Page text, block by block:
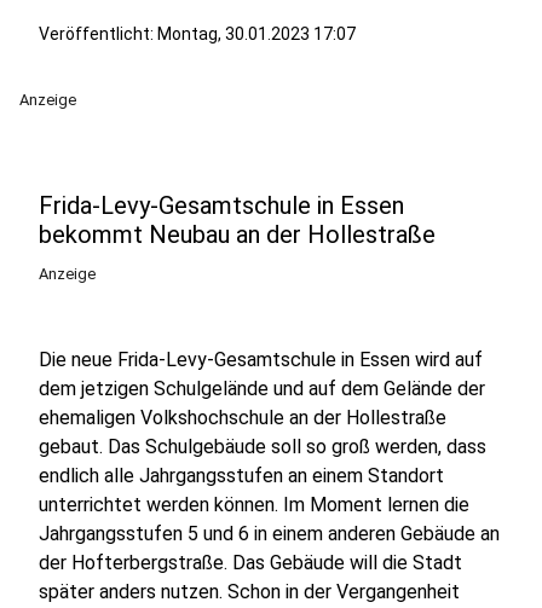
Veröffentlicht: Montag, 30.01.2023 17:07
Anzeige
Frida-Levy-Gesamtschule in Essen
bekommt Neubau an der Hollestraße
Anzeige
Die neue Frida-Levy-Gesamtschule in Essen wird auf
dem jetzigen Schulgelände und auf dem Gelände der
ehemaligen Volkshochschule an der Hollestraße
gebaut. Das Schulgebäude soll so groß werden, dass
endlich alle Jahrgangsstufen an einem Standort
unterrichtet werden können. Im Moment lernen die
Jahrgangsstufen 5 und 6 in einem anderen Gebäude an
der Hofterbergstraße. Das Gebäude will die Stadt
später anders nutzen. Schon in der Vergangenheit